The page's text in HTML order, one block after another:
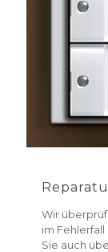
Wir
im
Sie auch